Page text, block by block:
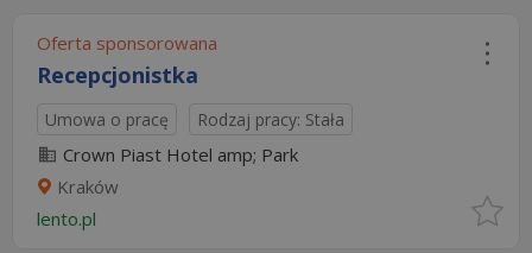
Oferta sponsorowana
Recepcjonistka
Umowa o pracę Rodzaj pracy: Stała
Crown Piast Hotel amp; Park
Kraków
lento.pl